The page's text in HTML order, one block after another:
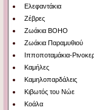
Ελεφαντάκια
Ζέβρες
Ζωάκια BOHO
Ζωάκια Παραμυθιού
Ιπποποταμάκια-
Καμήλες
Καμηλοπαρδάλεις
Κιβωτός του Νώε
Κοάλα